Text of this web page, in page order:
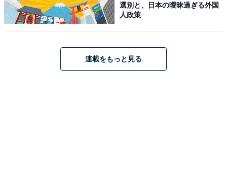
寄せられました。
天海祐希さんに関する商品をAmazonで見る
選別と、日本の曖昧過ぎる外国
人政策
連載をもっと見る